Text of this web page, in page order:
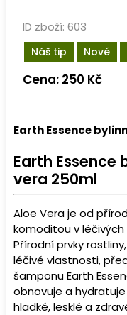
ID zboží: 603
Náš tip Nové
Cena: 250 Kč
Earth Essence
Earth Essence
vera 250ml
Aloe Veraje od
komoditou v
Přírodní prvky
léčivé vlastnosti,
šamponu Earth
obnovuje a
hladké, lesklé a